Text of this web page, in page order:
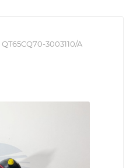
QT65CQ70-3003110/A